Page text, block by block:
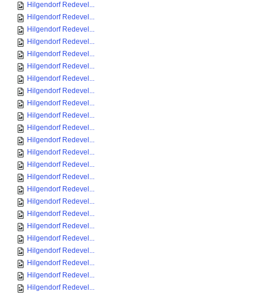
Hilgendorf Redevel...
Hilgendorf Redevel...
Hilgendorf Redevel...
Hilgendorf Redevel...
Hilgendorf Redevel...
Hilgendorf Redevel...
Hilgendorf Redevel...
Hilgendorf Redevel...
Hilgendorf Redevel...
Hilgendorf Redevel...
Hilgendorf Redevel...
Hilgendorf Redevel...
Hilgendorf Redevel...
Hilgendorf Redevel...
Hilgendorf Redevel...
Hilgendorf Redevel...
Hilgendorf Redevel...
Hilgendorf Redevel...
Hilgendorf Redevel...
Hilgendorf Redevel...
Hilgendorf Redevel...
Hilgendorf Redevel...
Hilgendorf Redevel...
Hilgendorf Redevel...